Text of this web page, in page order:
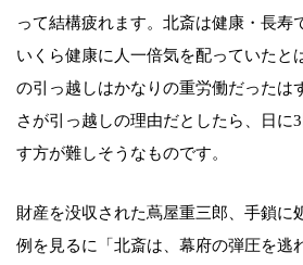
って結構疲れます。北斎は健康・長寿
いくら健康に人一倍気を配っていたと
の引っ越しはかなりの重労働だったは
さが引っ越しの理由だとしたら、日に
す方が難しそうなものです。
財産を没収された蔦屋重三郎、手鎖に
例を見るに「北斎は、幕府の弾圧を逃